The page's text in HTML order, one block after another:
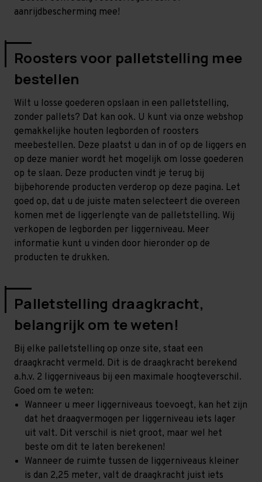
aanrijdbescherming mee!
Roosters voor palletstelling mee
bestellen
Wilt u losse goederen opslaan in een palletstelling,
zonder pallets? Dat kan ook. U kunt via onze webshop
gemakkelijke houten legborden of roosters
meebestellen. Deze plaatst u dan in of op de liggers en
op deze manier wordt het mogelijk om losse goederen
op te slaan. Deze producten vindt je terug bij
bijbehorende producten verderop op deze pagina. Let
goed op, dat u de juiste maten selecteert die overeen
komen met de liggerlengte van de palletstelling. Wij
verkopen de legborden per liggerniveau. Meer
informatie kunt u vinden door hieronder op de
producten te drukken.
Palletstelling draagkracht,
belangrijk om te weten!
Bij elke palletstelling op onze site, staat een
draagkracht vermeld. Dit is de draagkracht berekend
a.h.v. 2 liggerniveaus bij een maximale hoogteverschil.
Goed om te weten:
Wanneer u meer liggerniveaus toevoegt, kan het zijn
dat het draagvermogen per liggerniveau iets lager
uit valt. Dit verschil is niet groot, maar wel het
beste om dit te laten berekenen!
Wanneer de ruimte tussen de liggerniveaus kleiner
is dan 2,25 meter, valt de draagkracht juist iets